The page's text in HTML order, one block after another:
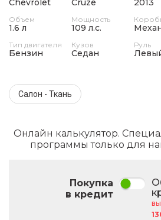
Chevrolet Cruze 2013
Объем
1.6 л
Мощность
109 л.с.
Тип двигателя
Бензин
Кузов
Седан
Руль
Салон - Ткань
Онлайн калькулятор.
программы только для
Покупка
в кредит